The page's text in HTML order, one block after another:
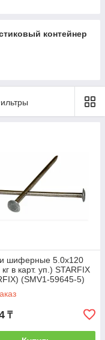
контейнер
шиферные 5.0х120
в карт. уп.) STARFIX
(SMV1-59645-5)
₸